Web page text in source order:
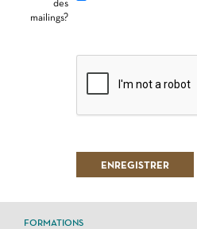
des
mailings?
FORMATIONS